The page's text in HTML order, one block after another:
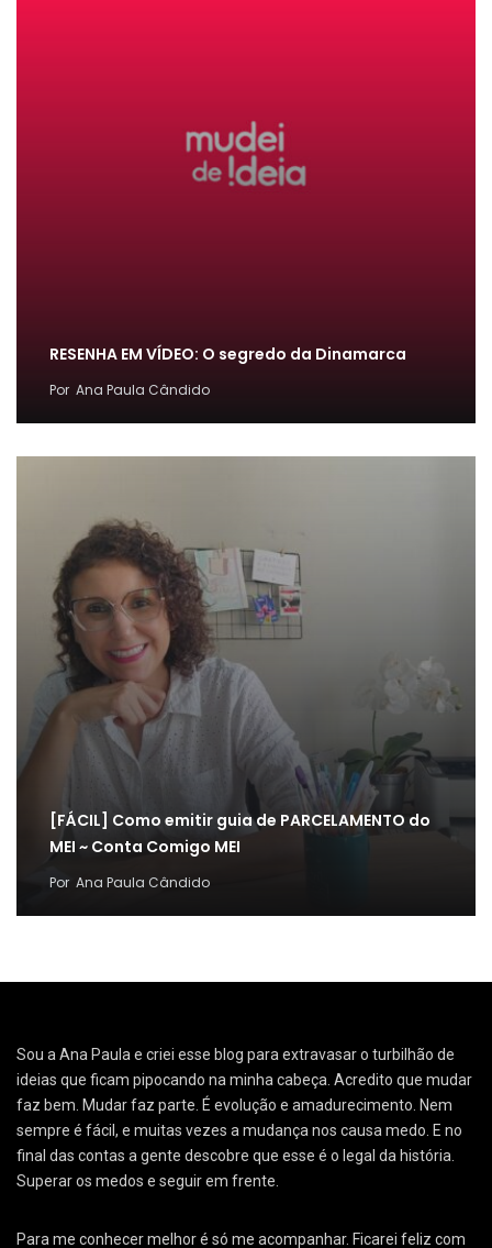
RESENHA EM VÍDEO: O segredo da Dinamarca
Por Ana Paula Cândido
[FÁCIL] Como emitir guia de PARCELAMENTO do
MEI ~ Conta Comigo MEI
Por Ana Paula Cândido
Sou a Ana Paula e criei esse blog para extravasar o turbilhão de
ideias que ficam pipocando na minha cabeça. Acredito que mudar
faz bem. Mudar faz parte. É evolução e amadurecimento. Nem
sempre é fácil, e muitas vezes a mudança nos causa medo. E no
final das contas a gente descobre que esse é o legal da história.
Superar os medos e seguir em frente.
Para me conhecer melhor é só me acompanhar. Ficarei feliz com